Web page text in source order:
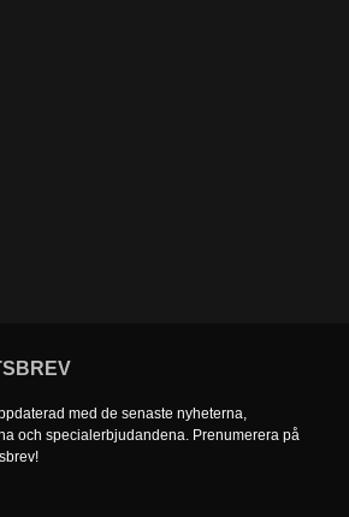
med de senaste nyheterna,
och specialerbjudandena. Prenumerera på